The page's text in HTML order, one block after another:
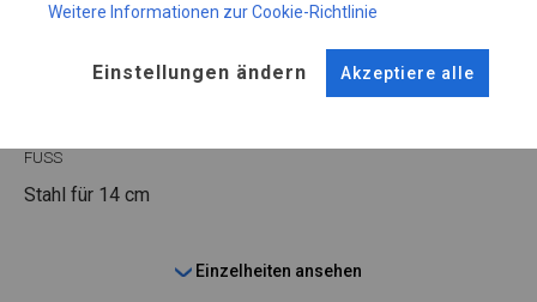
ANSCHLÜSSE
FUSS
Stahl für 14 cm
Einzelheiten ansehen
Weitere Informationen zur Cookie-Richtlinie
Einstellungen ändern Akzeptiere alle